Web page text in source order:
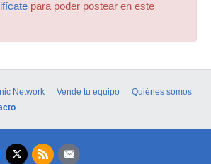
para poder postear en este
Network Vende tu equipo
Quiénes somos